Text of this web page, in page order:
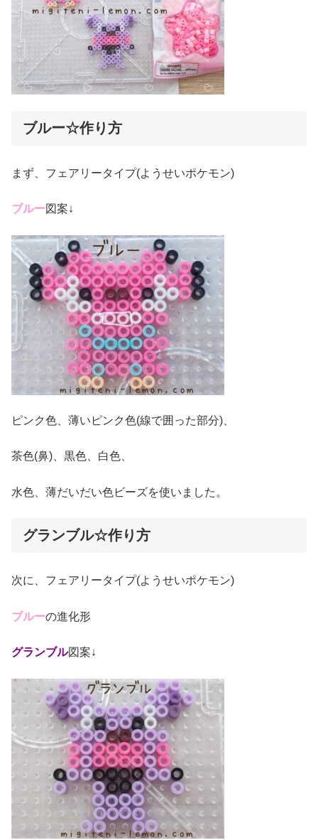
ブルー☆作り方
まず、フェアリータイプ(ようせいポケモン)
ブルー図案↓
ピンク色、薄いピンク色(線で囲った部分)、
茶色(鼻)、黒色、白色、
水色、薄だいだい色ビーズを使いました。
グランブル☆作り方
次に、フェアリータイプ(ようせいポケモン)
ブルーの進化形
グランブル図案↓